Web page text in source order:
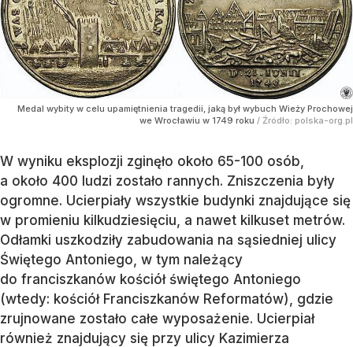
Medal wybity w celu upamiętnienia tragedii, jaką był wybuch Wieży Prochowej
we Wrocławiu w 1749 roku / Źródło: polska-org.pl
W wyniku eksplozji zginęło około 65-100 osób,
a około 400 ludzi zostało rannych. Zniszczenia były
ogromne. Ucierpiały wszystkie budynki znajdujące się
w promieniu kilkudziesięciu, a nawet kilkuset metrów.
Odłamki uszkodziły zabudowania na sąsiedniej ulicy
Świętego Antoniego, w tym należący
do franciszkanów kościół świętego Antoniego
(wtedy: kościół Franciszkanów Reformatów), gdzie
zrujnowane zostało całe wyposażenie. Ucierpiał
również znajdujący się przy ulicy Kazimierza